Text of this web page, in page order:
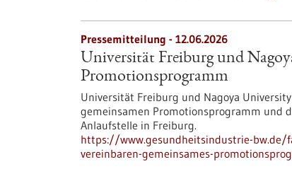
Pressemitteilung - 12.06.2026
Universität Freiburg und
Promotionsprogramm
Universität Freiburg und Nagoya
gemeinsamen Promotionsprogramm und
Anlaufstelle in Freiburg.
https://www.gesundheitsindustrie-
vereinbaren-gemeinsames-